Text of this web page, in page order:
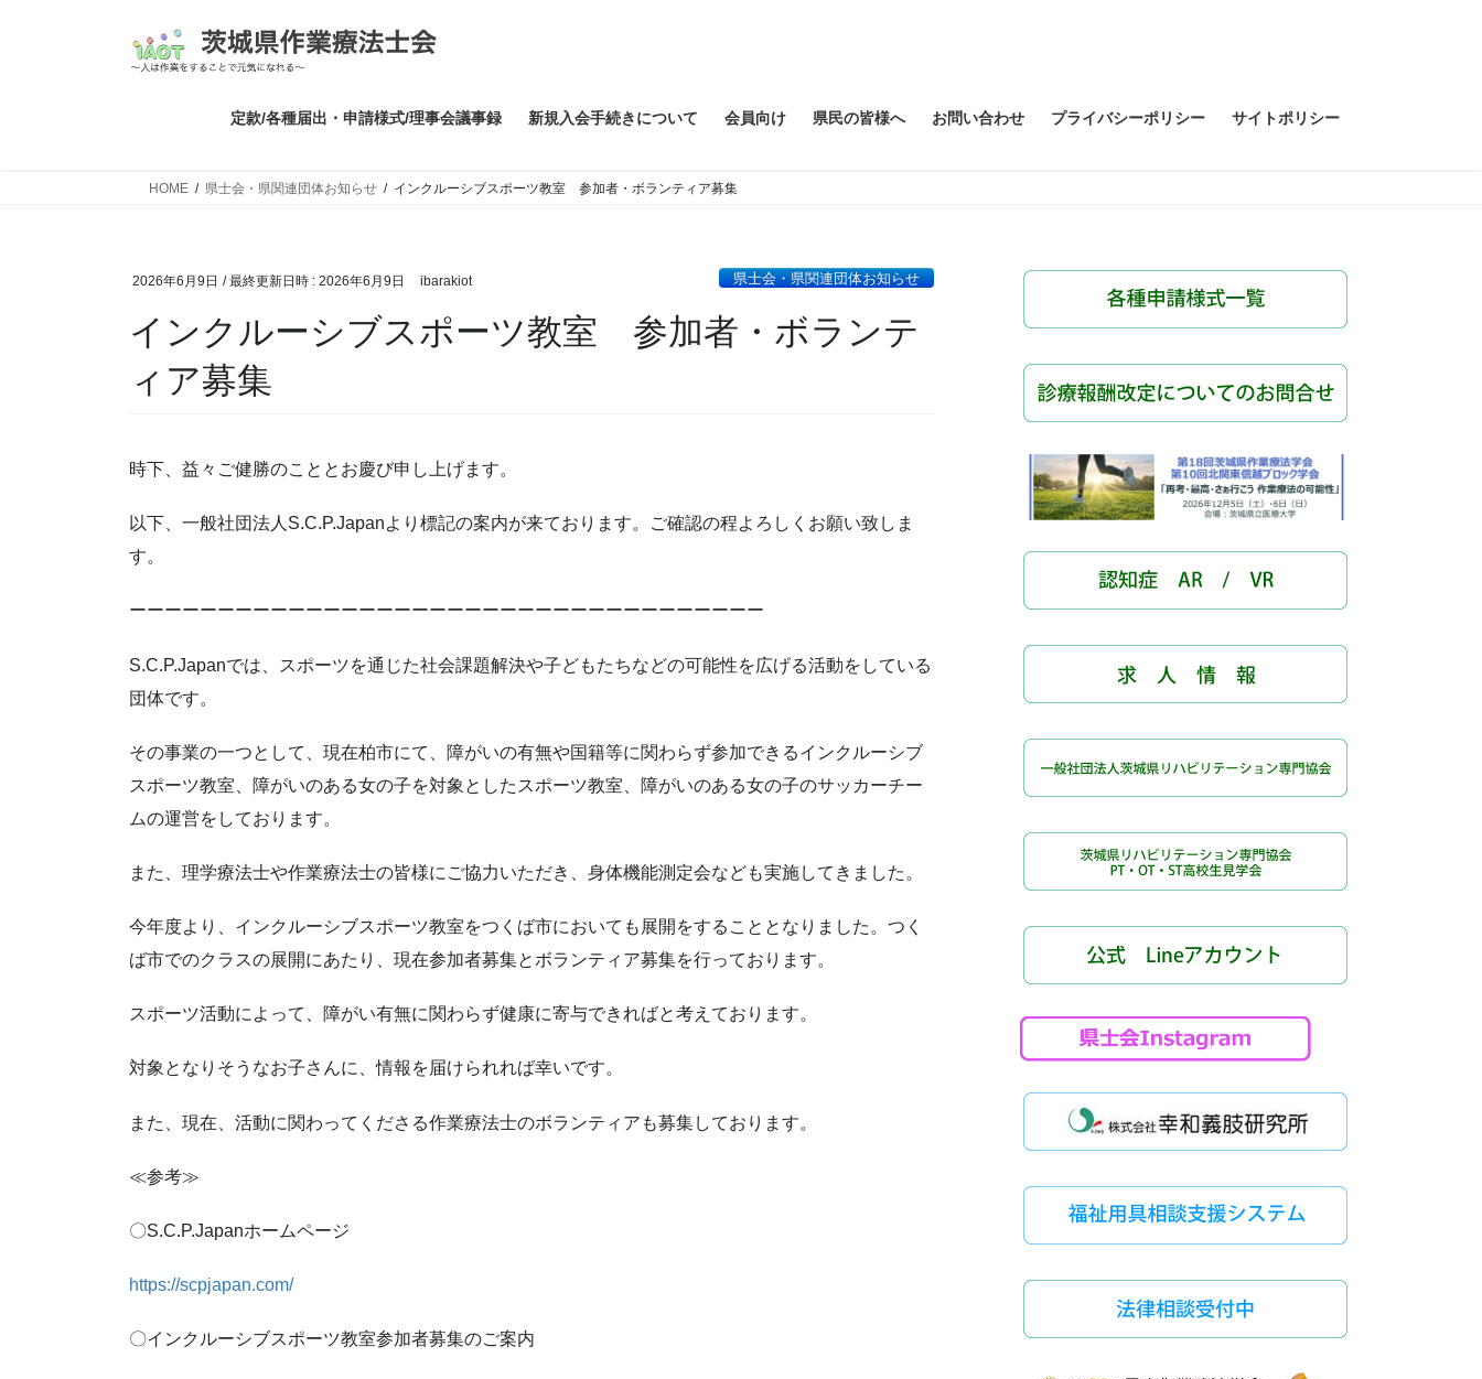
定款/各種届出・申請様式/理事会議事録 新規入会手続きについて 会員向け 県民の皆様へ お問い合わせ プライバシーポリシー サイトポリシー
HOME 県士会・県関連団体お知らせ インクルーシブスポーツ教室 参加者・ボランティア募集
2026年6月9日 / 最終更新日時 : 2026年6月9日 ibarakiot 県士会・県関連団体お知らせ
インクルーシブスポーツ教室 参加者・ボランテ
ィア募集
時下、益々ご健勝のこととお慶び申し上げます。
以下、 一般社団法人 S.C.P.Japanより標記の案内が来ております。ご確認の程よろしくお願い致しま
す。
ーーーーーーーーーーーーーーーーーーーーーーーーーーーーーーーーーーーー
S.C.P.Japanでは、スポーツを通じた社会課題解決や子どもたちなどの可能性を広げる活動をしている
団体です。
その事業の一つとして、現在柏市にて、障がいの有無や国籍等に関わらず参加できるインクルーシブ
スポーツ教室、障がいのある女の子を対象としたスポーツ教室、障がいのある女の子のサッカーチー
ムの運営をしております。
また、理学療法士や作業療法士の皆様にご協力いただき、身体機能測定会なども実施してきました。
今年度より、インクルーシブスポーツ教室をつくば市においても展開をすることとなりました。つく
ば市でのクラスの展開にあたり、現在参加者募集とボランティア募集を行っております。
スポーツ活動によって、障がい有無に関わらず健康に寄与できればと考えております。
対象となりそうなお子さんに、情報を届けられれば幸いです。
また、現在、活動に関わってくださる作業療法士のボランティアも募集しております。
≪参考≫
〇S.C.P.Japanホームページ
https://scpjapan.com/
〇インクルーシブスポーツ教室参加者募集のご案内